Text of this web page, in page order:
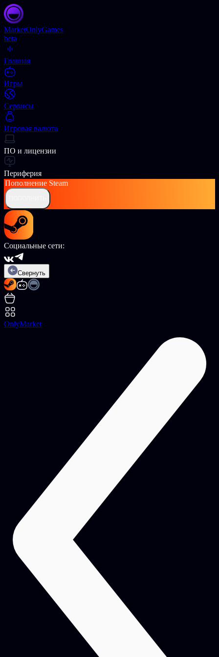
MarketOnlyGames
beta
Главная
Игры
Сервисы
Игровая валюта
ПО и лицензии
Периферия
Пополнение Steam
Социальные сети:
Свернуть
OnlyMarket